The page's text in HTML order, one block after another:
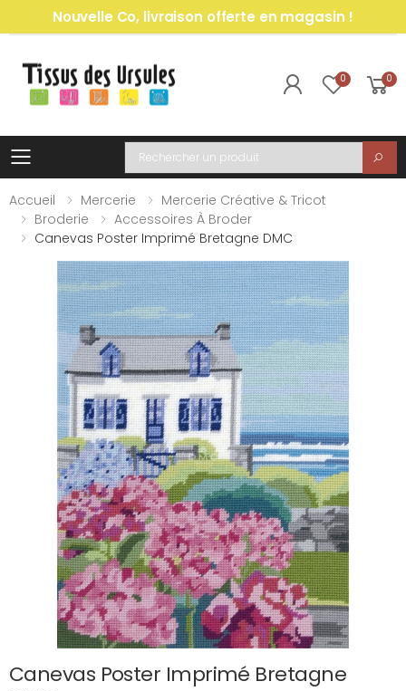
Nouvelle Co, livraison offerte en magasin !
0 0
Toggle mobile menu
Recherche
Accueil
Mercerie
Mercerie Créative & Tricot
Broderie
Accessoires À Broder
Canevas Poster Imprimé Bretagne DMC
Canevas Poster Imprimé Bretagne